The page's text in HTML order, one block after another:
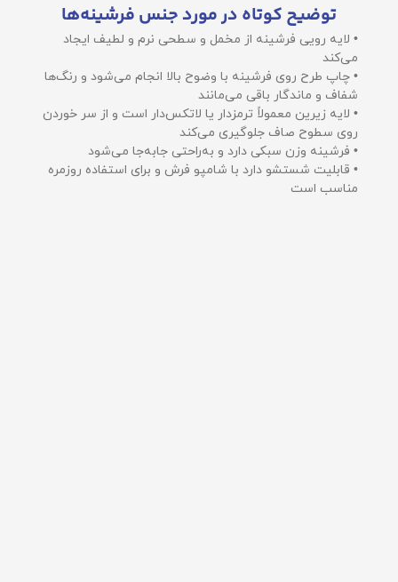
توضیح کوتاه در مورد جنس فرشینه‌ها
• لایه رویی فرشینه از مخمل و سطحی نرم و لطیف ایجاد
می‌کند
• چاپ طرح روی فرشینه با وضوح بالا انجام می‌شود و رنگ‌ها
شفاف و ماندگار باقی می‌مانند
• لایه زیرین معمولاً ترمزدار یا لاتکس‌دار است و از سر خوردن
روی سطوح صاف جلوگیری می‌کند
• فرشینه وزن سبکی دارد و به‌راحتی جابه‌جا می‌شود
• قابلیت شستشو دارد با شامپو فرش و برای استفاده روزمره
مناسب است